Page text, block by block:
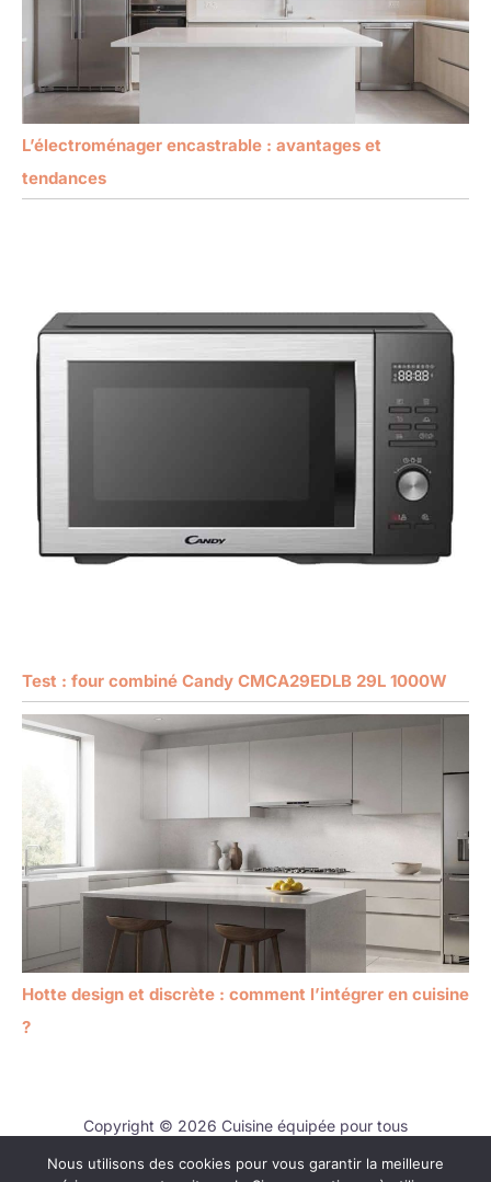
L’électroménager encastrable : avantages et
tendances
Test : four combiné Candy CMCA29EDLB 29L 1000W
Hotte design et discrète : comment l’intégrer en cuisine
?
Copyright © 2026 Cuisine équipée pour tous
Contact
Nous utilisons des cookies pour vous garantir la meilleure